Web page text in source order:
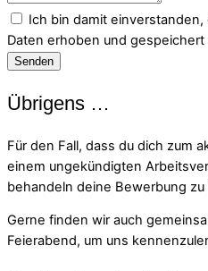
Ich bin damit
Daten erhoben und
Senden
Übrigens …
Für den Fall, dass du dich zum
einem ungekündigten
behandeln deine Bewerbung zu
Gerne finden wir auch
Feierabend, um uns